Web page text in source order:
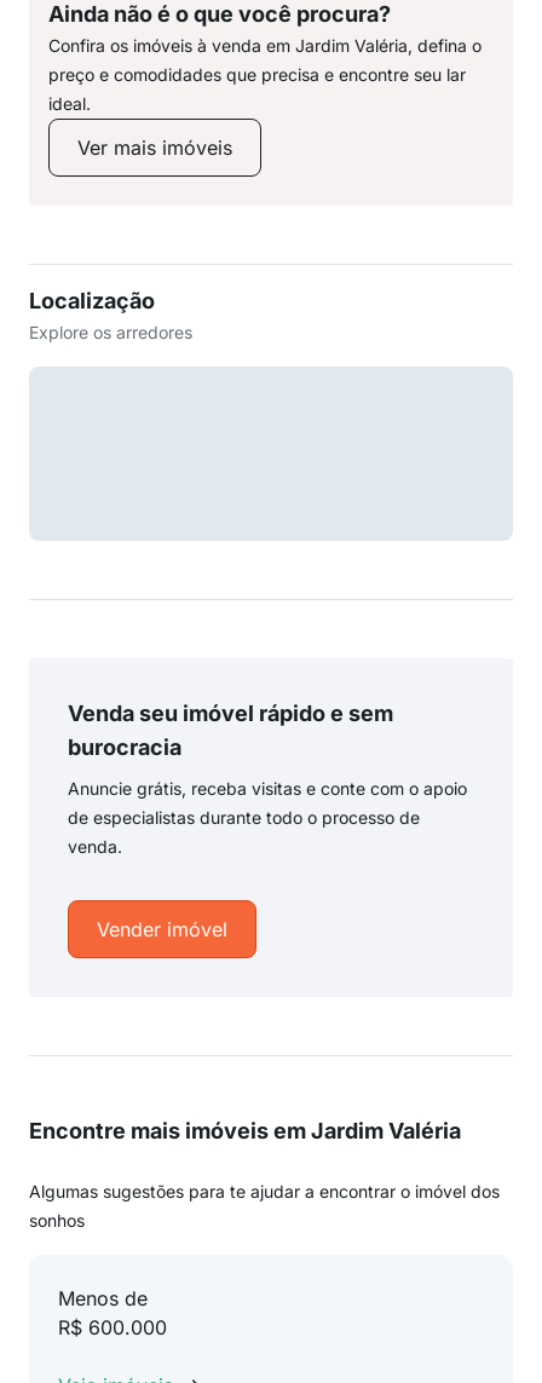
Ainda não é o que você procura?
Confira os imóveis à venda em Jardim Valéria, defina o
preço e comodidades que precisa e encontre seu lar
ideal.
Ver mais imóveis
Localização
Explore os arredores
Venda seu imóvel rápido e sem
burocracia
Anuncie grátis, receba visitas e conte com o apoio
de especialistas durante todo o processo de
venda.
Vender imóvel
Encontre mais imóveis em Jardim Valéria
Algumas sugestões para te ajudar a encontrar o imóvel dos
sonhos
Menos de
R$ 600.000